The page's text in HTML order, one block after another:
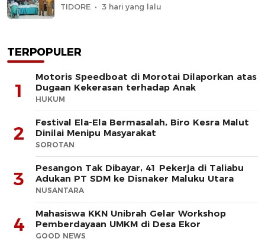
TIDORE 3 hari yang lalu
TERPOPULER
1
Motoris Speedboat di Morotai Dilaporkan atas
Dugaan Kekerasan terhadap Anak
HUKUM
2
Festival Ela-Ela Bermasalah, Biro Kesra Malut
Dinilai Menipu Masyarakat
SOROTAN
3
Pesangon Tak Dibayar, 41 Pekerja di Taliabu
Adukan PT SDM ke Disnaker Maluku Utara
NUSANTARA
4
Mahasiswa KKN Unibrah Gelar Workshop
Pemberdayaan UMKM di Desa Ekor
GOOD NEWS